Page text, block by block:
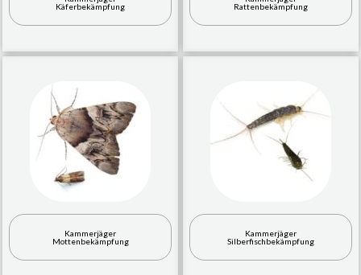
Käferbekämpfung
Rattenbekämpfung
Kammerjäger
Mottenbekämpfung
Kammerjäger
Silberfischbekämpfung